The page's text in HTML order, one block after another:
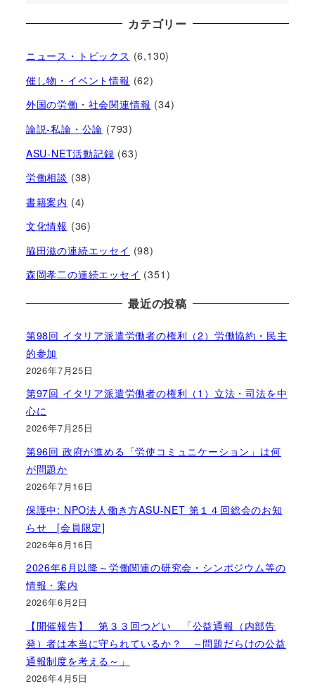
カテゴリー
ニュース・トピックス (6,130)
催し物・イベント情報 (62)
外国の労働・社会関連情報 (34)
論説-私論・公論 (793)
ASU-NET活動記録 (63)
労働相談 (38)
書籍案内 (4)
文化情報 (36)
脇田滋の連続エッセイ (98)
森岡孝二の連続エッセイ (351)
最近の投稿
第98回 イタリア派遣労働者の権利（2）労働協約・民主
的参加
2026年7月25日
第97回 イタリア派遣労働者の権利（1）立法・司法を中
心に
2026年7月25日
第96回 政府が進める「労使コミュニケーション」は何
が問題か
2026年7月16日
保護中: NPO法人働き方ASU-NET 第１４回総会のお知
らせ [会員限定]
2026年6月16日
2026年6月以降～労働関連の研究会・シンポジウム等の
情報・案内
2026年6月2日
【開催報告】 第３３回つどい 「公益通報（内部告
発）者は本当に守られているか？ ～問題だらけの公益
通報制度を考える～」
2026年4月5日